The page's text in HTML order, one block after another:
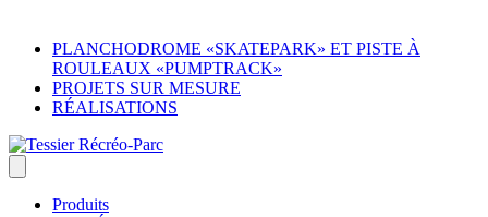
PLANCHODROME «SKATEPARK» ET PISTE À
ROULEAUX «PUMPTRACK»
PROJETS SUR MESURE
RÉALISATIONS
Produits